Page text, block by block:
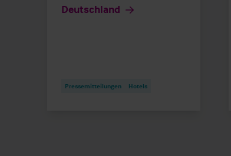
Deutschland
Pressemitteilungen Hotels